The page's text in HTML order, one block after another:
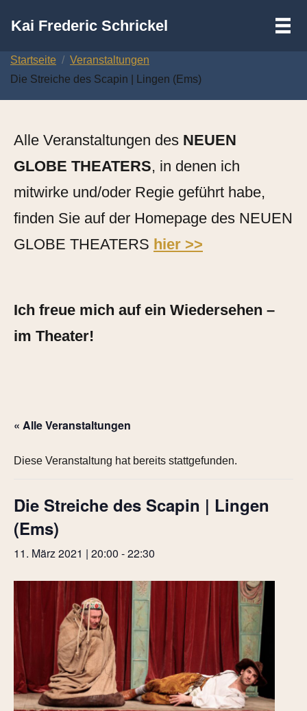
Zum
Inhalt
springen
Kai Frederic Schrickel III
Startseite
Veranstaltungen
Die Streiche des Scapin | Lingen (Ems)
Alle Veranstaltungen des NEUEN
GLOBE THEATERS, in denen ich
mitwirke und/oder Regie geführt habe,
finden Sie auf der Homepage des NEUEN
GLOBE THEATERS hier >>
Ich freue mich auf ein Wiedersehen –
im Theater!
« Alle Veranstaltungen
Diese Veranstaltung hat bereits stattgefunden.
Die Streiche des Scapin | Lingen
(Ems)
11. März 2021 | 20:00 -22:30